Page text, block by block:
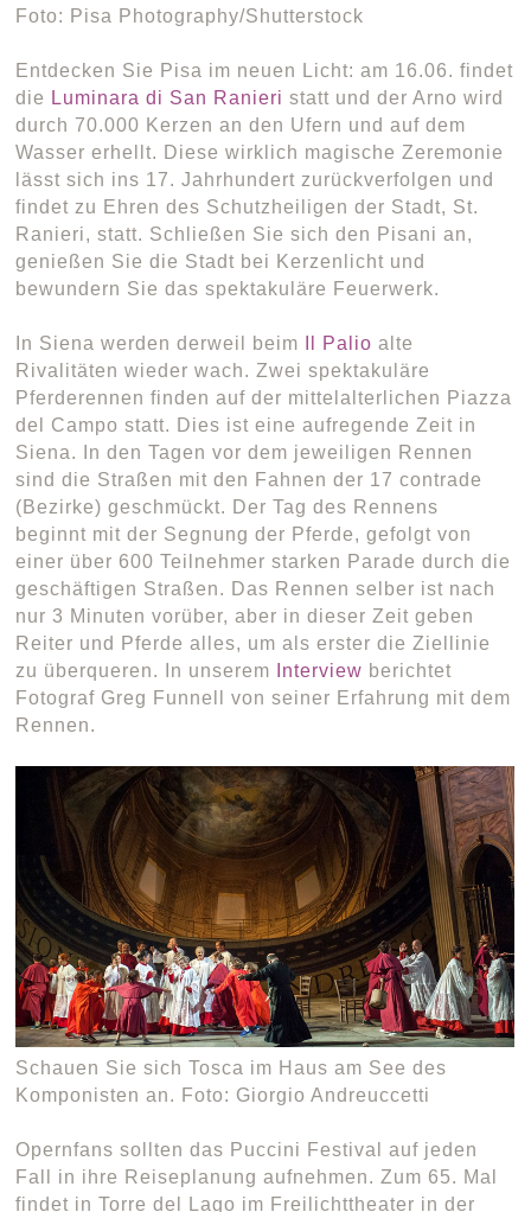
Foto: Pisa Photography/Shutterstock
Entdecken Sie Pisa im neuen Licht: am 16.06. findet
die Luminara di San Ranieristatt und der Arno wird
durch 70.000 Kerzen an den Ufern und auf dem
Wasser erhellt. Diese wirklich magische Zeremonie
lässt sich ins 17. Jahrhundert zurückverfolgen und
findet zu Ehren des Schutzheiligen der Stadt, St.
Ranieri, statt. Schließen Sie sich den Pisani an,
genießen Sie die Stadt bei Kerzenlicht und
bewundern Sie das spektakuläre Feuerwerk.
In Siena werden derweil beim Il Palioalte
Rivalitäten wieder wach. Zwei spektakuläre
Pferderennen finden auf der mittelalterlichen Piazza
del Campo statt. Dies ist eine aufregende Zeit in
Siena. In den Tagen vor dem jeweiligen Rennen
sind die Straßen mit den Fahnen der 17 contrade
(Bezirke) geschmückt. Der Tag des Rennens
beginnt mit der Segnung der Pferde, gefolgt von
einer über 600 Teilnehmer starken Parade durch die
geschäftigen Straßen. Das Rennen selber ist nach
nur 3 Minuten vorüber, aber in dieser Zeit geben
Reiter und Pferde alles, um als erster die Ziellinie
zu überqueren. In unserem
Interview berichtet
Fotograf Greg Funnell von seiner Erfahrung mit dem
Rennen.
Schauen Sie sich Tosca im Haus am See des
Komponisten an. Foto: Giorgio Andreuccetti
Opernfans sollten das Puccini Festival auf jeden
Fall in ihre Reiseplanung aufnehmen. Zum 65. Mal
findet in Torre del Lago im Freilichttheater in der